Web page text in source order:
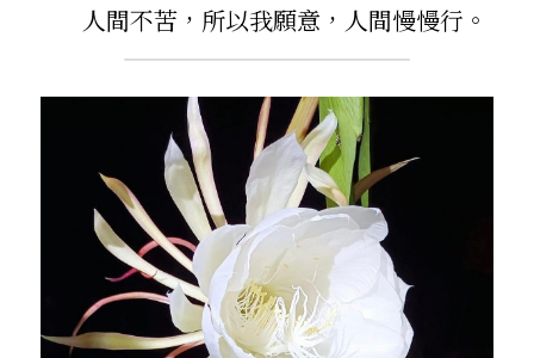
       人間不苦，所以我願意，人間慢慢行。